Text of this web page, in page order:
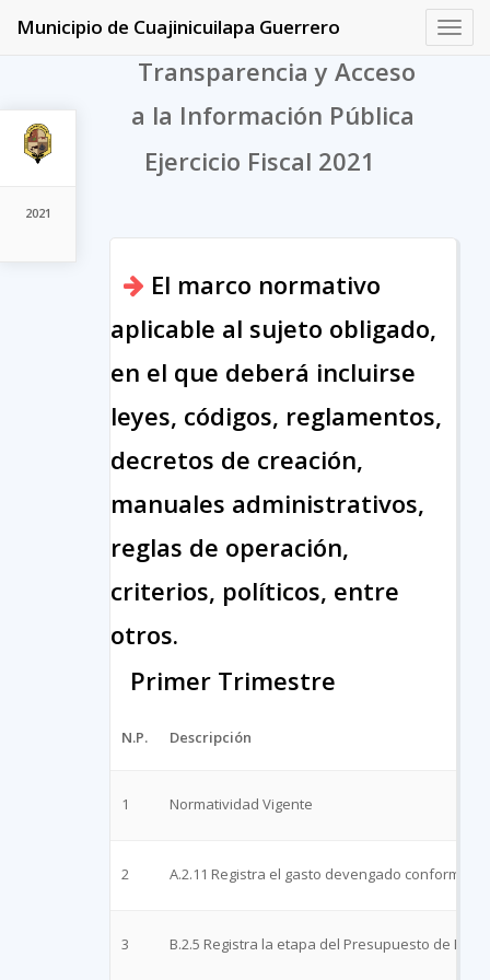
2021
Municipio de Cuajinicuilapa Guerrero
Transparencia y Acceso
a la Información Pública
Ejercicio Fiscal 2021
El marco normativo
aplicable al sujeto obligado,
en el que deberá incluirse
leyes, códigos, reglamentos,
decretos de creación,
manuales administrativos,
reglas de operación,
criterios, políticos, entre
otros.
Primer Trimestre
N.P. Descripción
1 Normatividad Vigente
2 A.2.11 Registra el gasto devengado conforme
3 B.2.5 Registra la etapa del Presupuesto de